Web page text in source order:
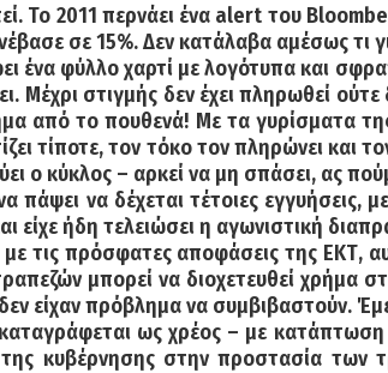
Το 2011 περνάει ένα alert του
σε 15%. Δεν κατάλαβα αμέσως τι
ένα φύλλο χαρτί με λογότυπα και
Μέχρι στιγμής δεν έχει πληρωθεί
από το πουθενά! Με τα γυρίσματα
τίποτε, τον τόκο τον πληρώνει
ο κύκλος – αρκεί να μη σπάσει, ας
πάψει να δέχεται τέτοιες
είχε ήδη τελειώσει η αγωνιστική
με τις πρόσφατες αποφάσεις της ΕΚΤ,
μπορεί να διοχετευθεί χρήμα
είχαν πρόβλημα να συμβιβαστούν.
ως χρέος – με
κυβέρνησης στην προστασία των